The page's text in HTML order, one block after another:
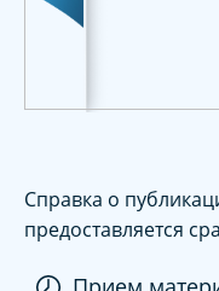
Справка о
предоставляется